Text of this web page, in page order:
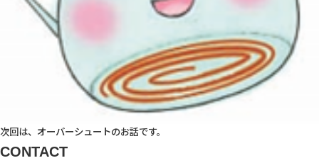
次回は、オーバーシュートのお話です。
CONTACT